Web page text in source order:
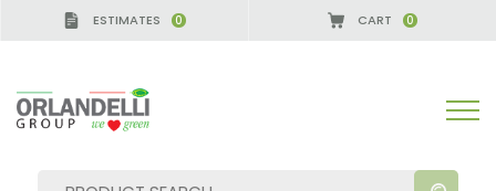
ESTIMATES 0 CART 0